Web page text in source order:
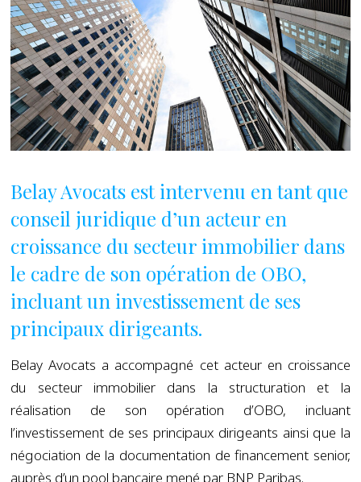
Belay Avocats est intervenu en tant que
conseil juridique d’un acteur en
croissance du secteur immobilier dans
le cadre de son opération de OBO,
incluant un investissement de ses
principaux dirigeants.
Belay Avocats a accompagné cet acteur en croissance
du secteur immobilier dans la structuration et la
réalisation de son opération d’OBO, incluant
l’investissement de ses principaux dirigeants ainsi que la
négociation de la documentation de financement senior,
auprès d’un pool bancaire mené par BNP Paribas.